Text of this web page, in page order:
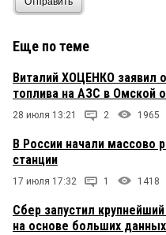
Еще по теме
Виталий ХОЦЕНКО заявил
топлива на АЗС в Омской
28 июля 13:21 2 1965
В России начали массово
станции
17 июля 17:32 1 1418
Сбер запустил
на основе больших